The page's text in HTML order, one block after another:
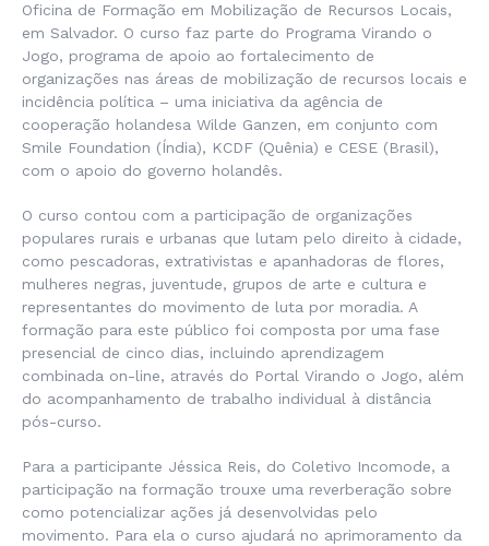
Oficina de Formação em Mobilização de Recursos Locais,
em Salvador. O curso faz parte do Programa Virando o
Jogo, programa de apoio ao fortalecimento de
organizações nas áreas de mobilização de recursos locais e
incidência política – uma iniciativa da agência de
cooperação holandesa Wilde Ganzen, em conjunto com
Smile Foundation (Índia), KCDF (Quênia) e CESE (Brasil),
com o apoio do governo holandês.
O curso contou com a participação de organizações
populares rurais e urbanas que lutam pelo direito à cidade,
como pescadoras, extrativistas e apanhadoras de flores,
mulheres negras, juventude, grupos de arte e cultura e
representantes do movimento de luta por moradia. A
formação para este público foi composta por uma fase
presencial de cinco dias, incluindo aprendizagem
combinada on-line, através do Portal Virando o Jogo, além
do acompanhamento de trabalho individual à distância
pós-curso.
Para a participante Jéssica Reis, do Coletivo Incomode, a
participação na formação trouxe uma reverberação sobre
como potencializar ações já desenvolvidas pelo
movimento. Para ela o curso ajudará no aprimoramento da